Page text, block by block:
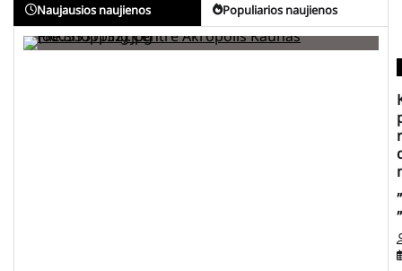
Naujausios naujienos Populiarios naujienos